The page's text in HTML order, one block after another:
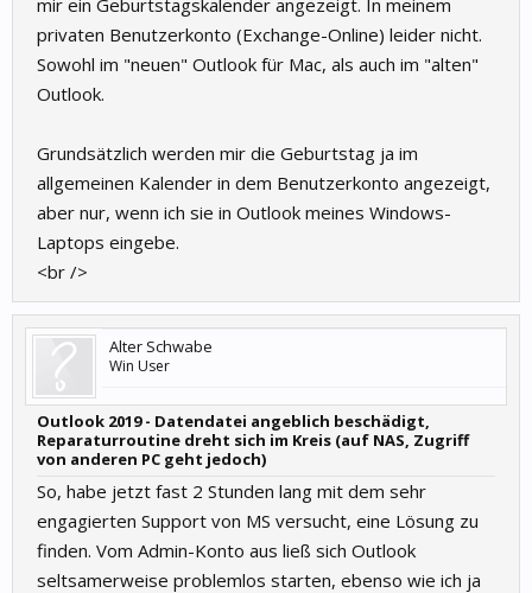
mir ein Geburtstagskalender angezeigt. In meinem
privaten Benutzerkonto (Exchange-Online) leider nicht.
Sowohl im "neuen" Outlook für Mac, als auch im "alten"
Outlook.
Grundsätzlich werden mir die Geburtstag ja im
allgemeinen Kalender in dem Benutzerkonto angezeigt,
aber nur, wenn ich sie in Outlook meines Windows-
Laptops eingebe.
<br />
Alter Schwabe
Win User
Outlook 2019 - Datendatei angeblich beschädigt,
Reparaturroutine dreht sich im Kreis (auf NAS, Zugriff
von anderen PC geht jedoch)
So, habe jetzt fast 2 Stunden lang mit dem sehr
engagierten Support von MS versucht, eine Lösung zu
finden. Vom Admin-Konto aus ließ sich Outlook
seltsamerweise problemlos starten, ebenso wie ich ja